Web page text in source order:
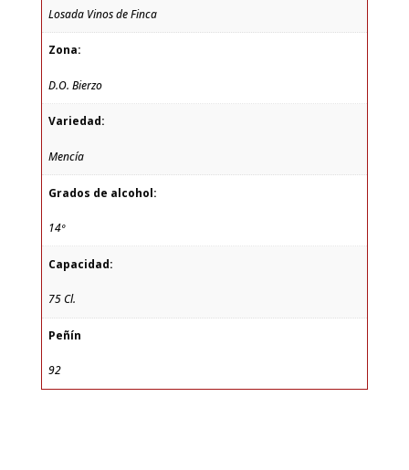
Losada Vinos de Finca
Zona:
D.O. Bierzo
Variedad:
Mencía
Grados de alcohol:
14º
Capacidad:
75 Cl.
Peñín
92